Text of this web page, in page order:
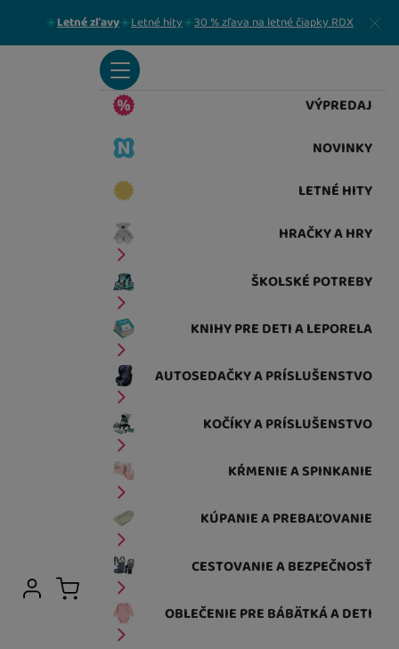
Letné zľavy Letné hity 30 % zľava na letné čiapky RDX Zavrieť
VÝPREDAJ
NOVINKY
LETNÉ HITY
HRAČKY A HRY
ŠKOLSKÉ POTREBY
KNIHY PRE DETI A LEPORELA
AUTOSEDAČKY A PRÍSLUŠENSTVO
KOČÍKY A PRÍSLUŠENSTVO
KŔMENIE A SPINKANIE
KÚPANIE A PREBAĽOVANIE
CESTOVANIE A BEZPEČNOSŤ
OBLEČENIE PRE BÁBÄTKÁ A DETI
Užívateľská sekcia
Prihlásiť sa
Košík